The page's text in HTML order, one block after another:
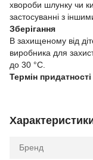
хвороби шлунку чи
застосуванні з
Зберігання
В захищеному від
виробника для
до 30 °С.
Термін придатності
Бренд